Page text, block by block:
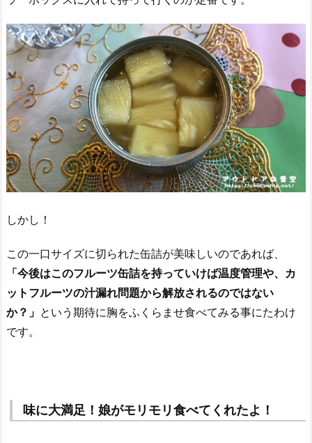
しかし！
この一口サイズに切られた缶詰が美味しいのであれば、
「今後はこのフルーツ缶詰を持っていけば温度管理や、カ
ットフルーツの汁漏れ問題から解放されるのではない
か？」 という期待に胸をふくらませ食べてみる事にたわけ
です。
味に大満足！娘がモリモリ食べてくれたよ！